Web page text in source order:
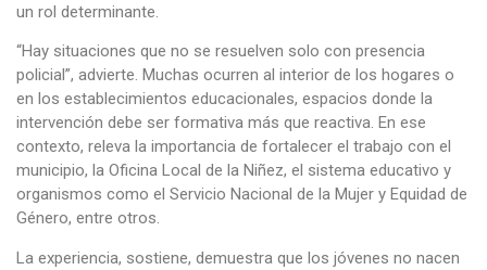
un rol determinante.
“Hay situaciones que no se resuelven solo con presencia
policial”, advierte. Muchas ocurren al interior de los hogares o
en los establecimientos educacionales, espacios donde la
intervención debe ser formativa más que reactiva. En ese
contexto, releva la importancia de fortalecer el trabajo con el
municipio, la Oficina Local de la Niñez, el sistema educativo y
organismos como el Servicio Nacional de la Mujer y Equidad de
Género, entre otros.
La experiencia, sostiene, demuestra que los jóvenes no nacen